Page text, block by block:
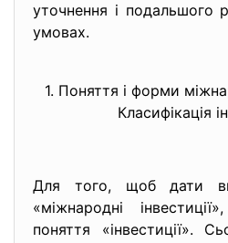
уточнення і подальшого
умовах.
1. Поняття і форми
Класифікація
Для того, щоб дати
«міжнародні
поняття «інвестиції».